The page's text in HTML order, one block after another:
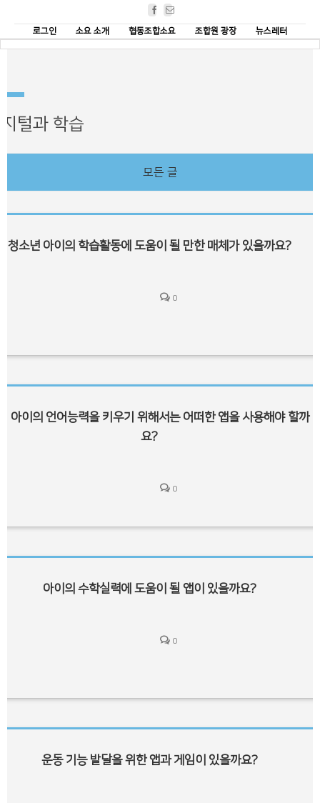
Facebook
로그인
소요 소개 협동조합소요 조합원 광장 뉴스레터
털과 학습
모든 글
청소년 아이의 학습활동에 도움이 될 만한 매체가 있을까요?
0
아이의 언어능력을 키우기 위해서는 어떠한 앱을 사용해야 할까
요?
0
아이의 수학실력에 도움이 될 앱이 있을까요?
0
운동 기능 발달을 위한 앱과 게임이 있을까요?